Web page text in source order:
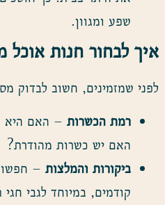
שפע ומגוון.
איך לבחור חנות אוכל
לפני שמזמינים, חשוב לבדוק
רמת הכשרות– האם היא
האם יש כשרות מהודרת?
ביקורות והמלצות– חפשו
קודמים, במיוחד לגבי